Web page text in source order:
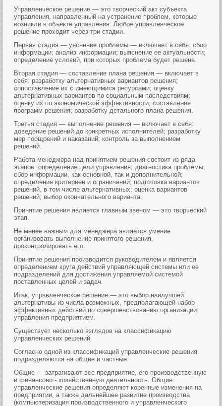
Управленческое решение — это творческий акт субъекта
управления, направленный на устранение проблем, которые
возникли в объекте управления. Любое управленческое
решение проходит через три стадии.
Первая стадия — уяснение проблемы — включает в себя: сбор
информации; анализ информации; выяснение ее актуальности;
определение условий, при которых проблема будет решена.
Вторая стадия — составление плана решения — включает в
себя: разработку альтернативных вариантов решения;
сопоставление их с имеющимися ресурсами; оценку
альтернативных вариантов по социальным последствиям;
оценку их по экономической эффективности; составление
программ решения; разработку детального плана решения.
Третья стадия — выполнение решения — включает в себя:
доведение решений до конкретных исполнителей; разработку
мер поощрений и наказаний; контроль за выполнением
решений.
Работа менеджера над принятием решения состоит из ряда
этапов: определение цели управления; диагностика проблемы;
сбор информации, как основной, так и дополнительной;
определение критериев и ограничений; подготовка вариантов
решений, в том числе альтернативных; оценка вариантов
решений; выбор окончательного варианта.
Принятие решения является главным звеном — это творческий
этап.
Не менее важным для менеджера является умение
организовать выполнение принятого решения,
проконтролировать его.
Принятие решения производится руководителем и является
определением круга действий управляющей системы или ее
подразделений для достижения управляемой системой
поставленных целей и задач.
Итак, управленческое решение — это выбор наилучшей
альтернативы из числа возможных, предполагающей набор
эффективных действий по совершенствованию организации
управления предприятием.
Существует несколько взглядов на классификацию
управленческих решений.
Согласно одной из классификаций управленческие решения
подразделяются на общие и частные.
Общие — затрагивают все предприятие, его производственную
и финансово - хозяйственную деятельность. Общие
управленческие решения определяют коренные изменения на
предприятии, а также дальнейшее развитие производства
(компьютеризация производственного и управленческого